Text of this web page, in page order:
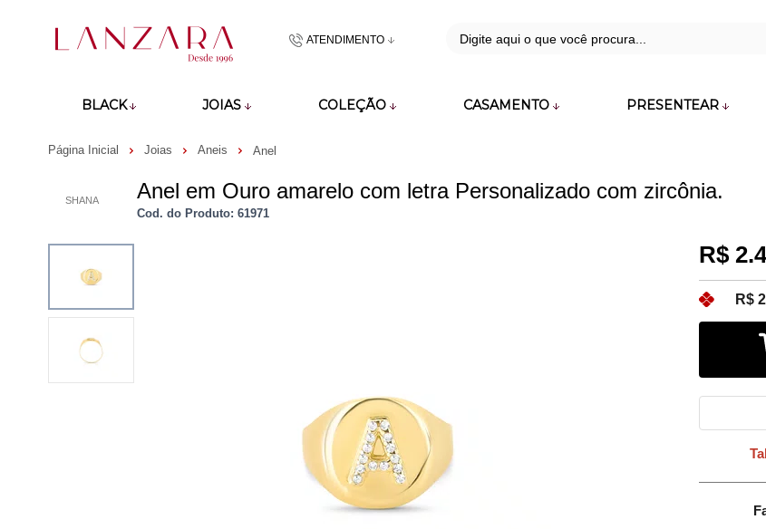
ATENDIMENTO
(48)991860142
BLACK JOIAS COLEÇÃO CASAMENTO PRESENTEAR
Página Inicial Joias Aneis Anel
SHANA Anel em Ouro amarelo com letra Personalizado com zircônia.
Cod. do Produto: 61971
R$
R$